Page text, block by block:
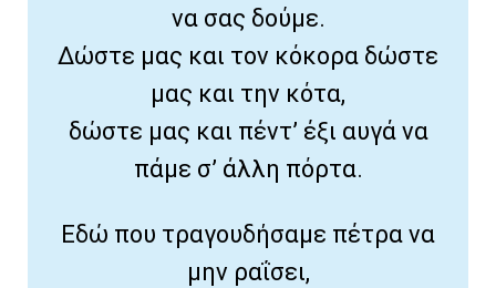
να σας δούμε.
Δώστε μας και τον κόκορα δώστε
μας και την κότα,
δώστε μας και πέντ’ έξι αυγά να
πάμε σ’ άλλη πόρτα.
Εδώ που τραγουδήσαμε πέτρα να
μην ραΐσει,